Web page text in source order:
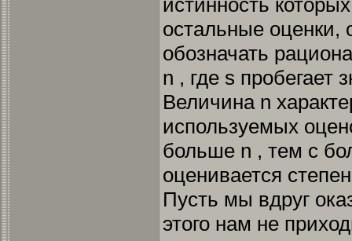
истинность
остальные оценки,
обозначать
n , где s пробегает
Величина n
используемых
больше n , тем с
оценивается
Пусть мы вдруг
этого нам не